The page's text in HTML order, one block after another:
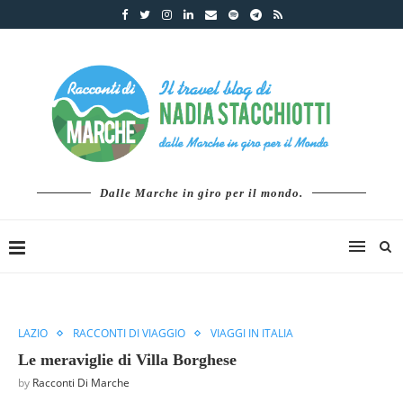
Dalle Marche in giro per il mondo.
LAZIO RACCONTI DI VIAGGIO VIAGGI IN ITALIA
Le meraviglie di Villa Borghese
by Racconti Di Marche